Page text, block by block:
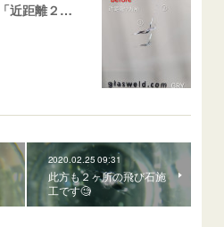
飛び石ひび割れ 施工例「近距離２箇所・パーシャル系+ストレート系」CX-8
2020.02.25 09:31
此方も２ヶ所の飛び石施
工です🧐